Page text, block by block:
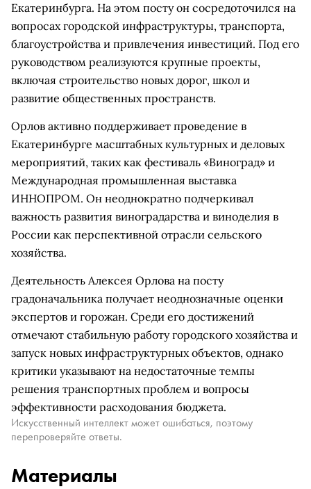
Екатеринбурга. На этом посту он сосредоточился на
вопросах городской инфраструктуры, транспорта,
благоустройства и привлечения инвестиций. Под его
руководством реализуются крупные проекты,
включая строительство новых дорог, школ и
развитие общественных пространств.
Орлов активно поддерживает проведение в
Екатеринбурге масштабных культурных и деловых
мероприятий, таких как фестиваль «Виноград» и
Международная промышленная выставка
ИННОПРОМ. Он неоднократно подчеркивал
важность развития виноградарства и виноделия в
России как перспективной отрасли сельского
хозяйства.
Деятельность Алексея Орлова на посту
градоначальника получает неоднозначные оценки
экспертов и горожан. Среди его достижений
отмечают стабильную работу городского хозяйства и
запуск новых инфраструктурных объектов, однако
критики указывают на недостаточные темпы
решения транспортных проблем и вопросы
эффективности расходования бюджета.
Искусственный интеллект может ошибаться, поэтому
перепроверяйте ответы.
Материалы